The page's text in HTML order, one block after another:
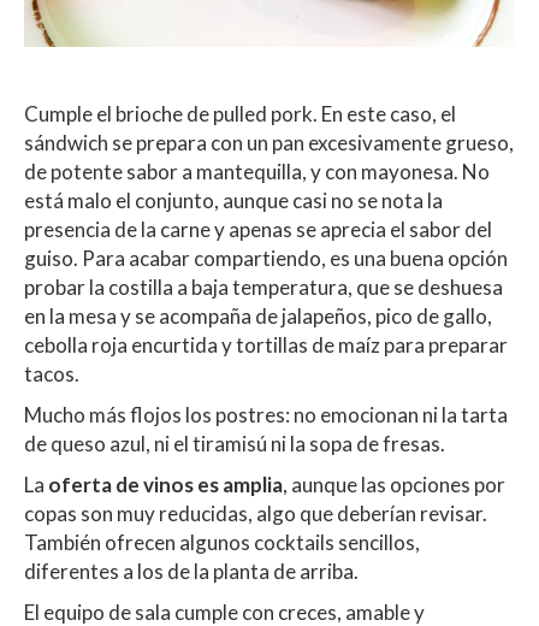
Cumple el brioche de pulled pork. En este caso, el
sándwich se prepara con un pan excesivamente grueso,
de potente sabor a mantequilla, y con mayonesa. No
está malo el conjunto, aunque casi no se nota la
presencia de la carne y apenas se aprecia el sabor del
guiso. Para acabar compartiendo, es una buena opción
probar la costilla a baja temperatura, que se deshuesa
en la mesa y se acompaña de jalapeños, pico de gallo,
cebolla roja encurtida y tortillas de maíz para preparar
tacos.
Mucho más flojos los postres: no emocionan ni la tarta
de queso azul, ni el tiramisú ni la sopa de fresas.
La oferta de vinos es amplia, aunque las opciones por
copas son muy reducidas, algo que deberían revisar.
También ofrecen algunos cocktails sencillos,
diferentes a los de la planta de arriba.
El equipo de sala cumple con creces, amable y